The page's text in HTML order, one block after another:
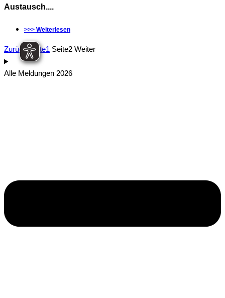
Austausch....
>>> Weiterlesen
Zurück Seite1 Seite2 Weiter
Alle Meldungen 2026